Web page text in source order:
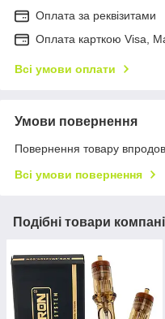
Оплата за реквізитами
Оплата карткою Visa,
Всі умови оплати
Умови повернення
Повернення товару
Всі умови повернення
Подібні товари